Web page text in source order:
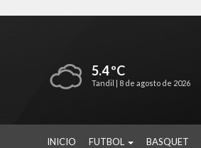
5.4 ºC
Tandil | 8 de agosto de 2026
INICIO FUTBOL BASQUET